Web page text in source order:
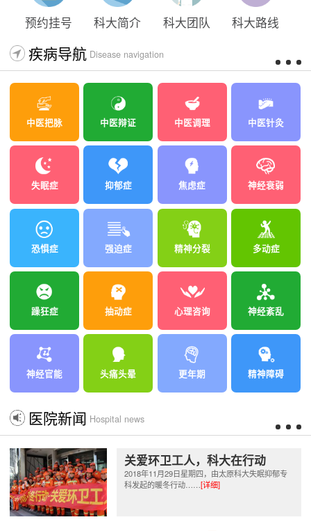
预约挂号 科大简介 科大团队 科大路线
疾病导航 Disease navigation
中医把脉 中医辩证 中医调理 中医针灸
失眠症 抑郁症 焦虑症 神经衰弱
恐惧症 强迫症 精神分裂 多动症
躁狂症 抽动症 心理咨询 神经紊乱
神经官能 头痛头晕 更年期 精神障碍
医院新闻 Hospital news
关爱环卫工人，科大在行动
2018年11月29日星期四，由太原科大失眠抑郁专
科发起的暖冬行动……[详细]